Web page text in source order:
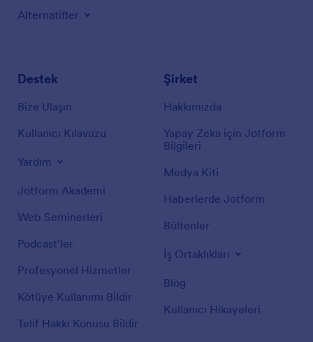
Alternatifler
Destek
Bize Ulaşın
Kullanıcı Kılavuzu
Yardım
Jotform Akademi
Web Seminerleri
Podcast'ler
Profesyonel Hizmetler
Kötüye Kullanımı Bildir
Telif Hakkı Konusu Bildir
Şirket
Hakkımızda
Yapay Zeka için Jotform
Bilgileri
Medya Kiti
Haberlerde Jotform
Bültenler
İş Ortaklıkları
Blog
Kullanıcı Hikayeleri